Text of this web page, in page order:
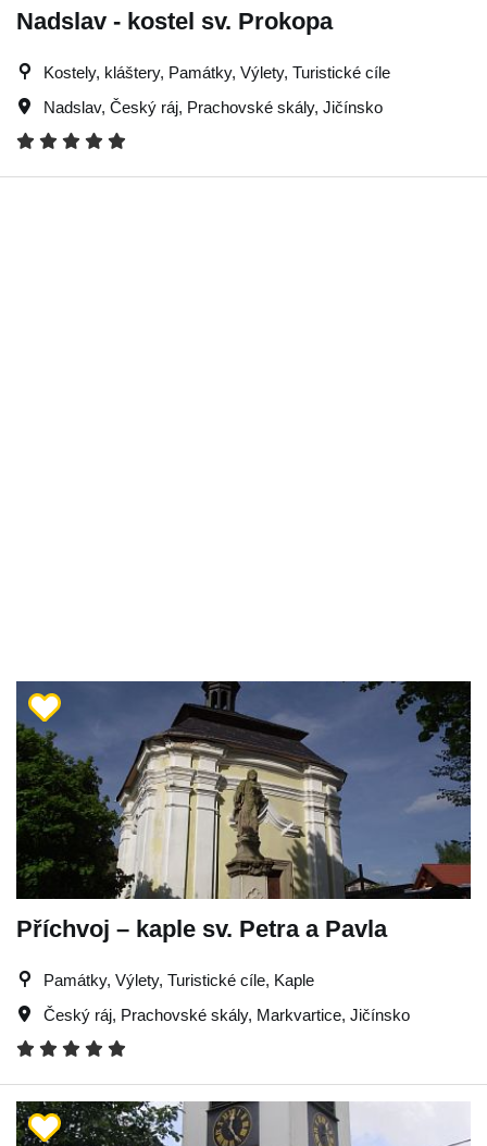
Nadslav - kostel sv. Prokopa
Kostely, kláštery, Památky, Výlety, Turistické cíle
Nadslav, Český ráj, Prachovské skály, Jičínsko
Příchvoj – kaple sv. Petra a Pavla
Památky, Výlety, Turistické cíle, Kaple
Český ráj, Prachovské skály, Markvartice, Jičínsko